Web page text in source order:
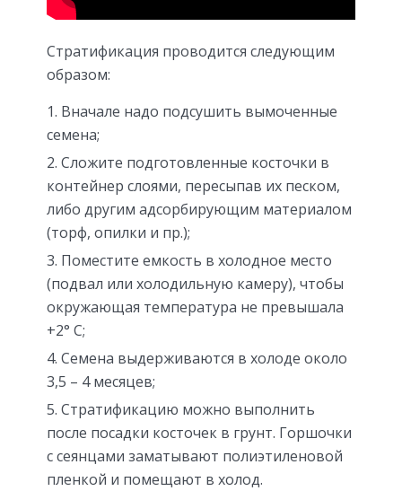
Стратификация проводится следующим
образом:
Вначале надо подсушить вымоченные
семена;
Сложите подготовленные косточки в
контейнер слоями, пересыпав их песком,
либо другим адсорбирующим материалом
(торф, опилки и пр.);
Поместите емкость в холодное место
(подвал или холодильную камеру), чтобы
окружающая температура не превышала
+2° C;
Семена выдерживаются в холоде около
3,5 – 4 месяцев;
Стратификацию можно выполнить
после посадки косточек в грунт. Горшочки
с сеянцами заматывают полиэтиленовой
пленкой и помещают в холод.